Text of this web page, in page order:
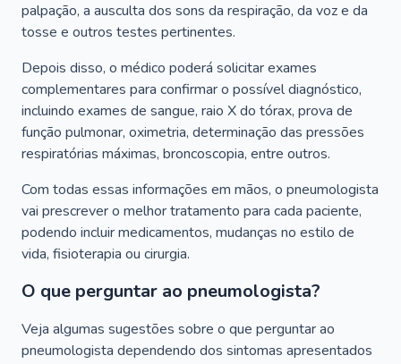
palpação, a ausculta dos sons da respiração, da voz e da
tosse e outros testes pertinentes.
Depois disso, o médico poderá solicitar exames
complementares para confirmar o possível diagnóstico,
incluindo exames de sangue, raio X do tórax, prova de
função pulmonar, oximetria, determinação das pressões
respiratórias máximas, broncoscopia, entre outros.
Com todas essas informações em mãos, o pneumologista
vai prescrever o melhor tratamento para cada paciente,
podendo incluir medicamentos, mudanças no estilo de
vida, fisioterapia ou cirurgia.
O que perguntar ao pneumologista?
Veja algumas sugestões sobre o que perguntar ao
pneumologista dependendo dos sintomas apresentados